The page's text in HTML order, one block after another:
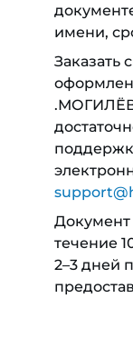
имени,
Заказать
Документ
течение
2–3 дней